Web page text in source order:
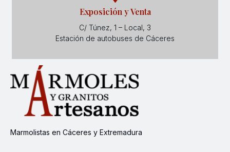
Exposición y Venta
C/ Túnez, 1 – Local, 3
Estación de autobuses de Cáceres
Marmolistas en Cáceres y Extremadura